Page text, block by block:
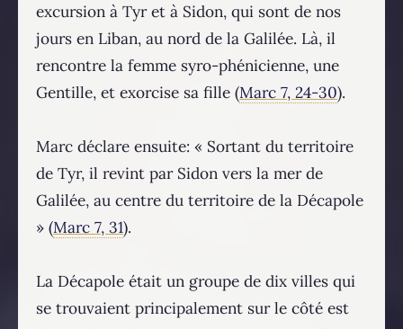
excursion à Tyr et à Sidon, qui sont de nos
jours en Liban, au nord de la Galilée. Là, il
rencontre la femme syro-phénicienne, une
Gentille, et exorcise sa fille (Marc 7, 24-30).
Marc déclare ensuite: « Sortant du territoire
de Tyr, il revint par Sidon vers la mer de
Galilée, au centre du territoire de la Décapole
» (Marc 7, 31).
La Décapole était un groupe de dix villes qui
se trouvaient principalement sur le côté est